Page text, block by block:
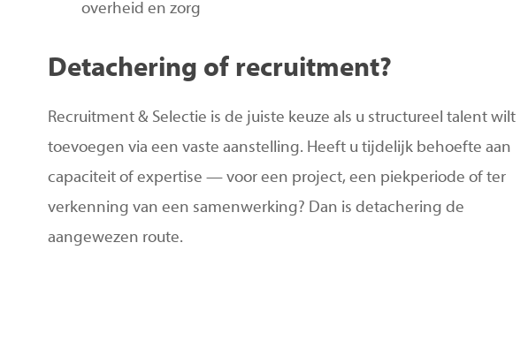
overheid en zorg
Detachering of recruitment?
Recruitment & Selectie is de juiste keuze als u structureel talent wilt
toevoegen via een vaste aanstelling. Heeft u tijdelijk behoefte aan
capaciteit of expertise — voor een project, een piekperiode of ter
verkenning van een samenwerking? Dan is detachering de
aangewezen route.